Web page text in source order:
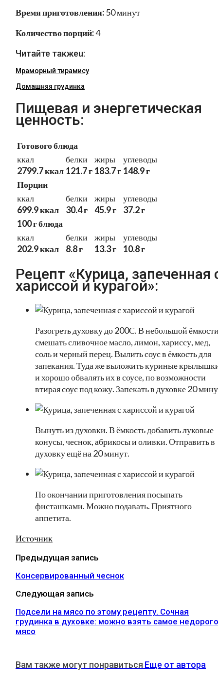
Время приготовления:50 минут
Количество порций:4
Читайте такжеu:
Мраморный тирамису
Домашняя грудинка
Пищевая и энергетическая
ценность:
Готового блюда
ккал
2799.7 ккал
белки
121.7 г
жиры
183.7 г
углеводы
148.9 г
Порции
ккал
699.9 ккал
белки
30.4 г
жиры
45.9 г
углеводы
37.2 г
100 г блюда
ккал
202.9 ккал
белки
8.8 г
жиры
13.3 г
углеводы
10.8 г
Рецепт «Курица, запеченная
хариссой и курагой»:
Разогреть духовку до 200С. В небольшой
смешать сливочное масло, лимон, хариссу, мед,
соль и черный перец. Вылить соус в ёмкость для
запекания. Туда же выложить куриные
и хорошо обвалять их в соусе, по возможности
втирая соус под кожу. Запекать в духовке 20
Вынуть из духовки. В ёмкость добавить луковые
конусы, чеснок, абрикосы и оливки. Отправить в
духовку ещё на 20 минут.
По окончании приготовления посыпать
фисташками. Можно подавать. Приятного
аппетита.
Источник
Предыдущая запись
Консервированный чеснок
Следующая запись
Подсели на мясо по этому рецепту. Сочная
грудинка в духовке: можно взять самое
мясо
Вам также могут понравиться Еще от автора